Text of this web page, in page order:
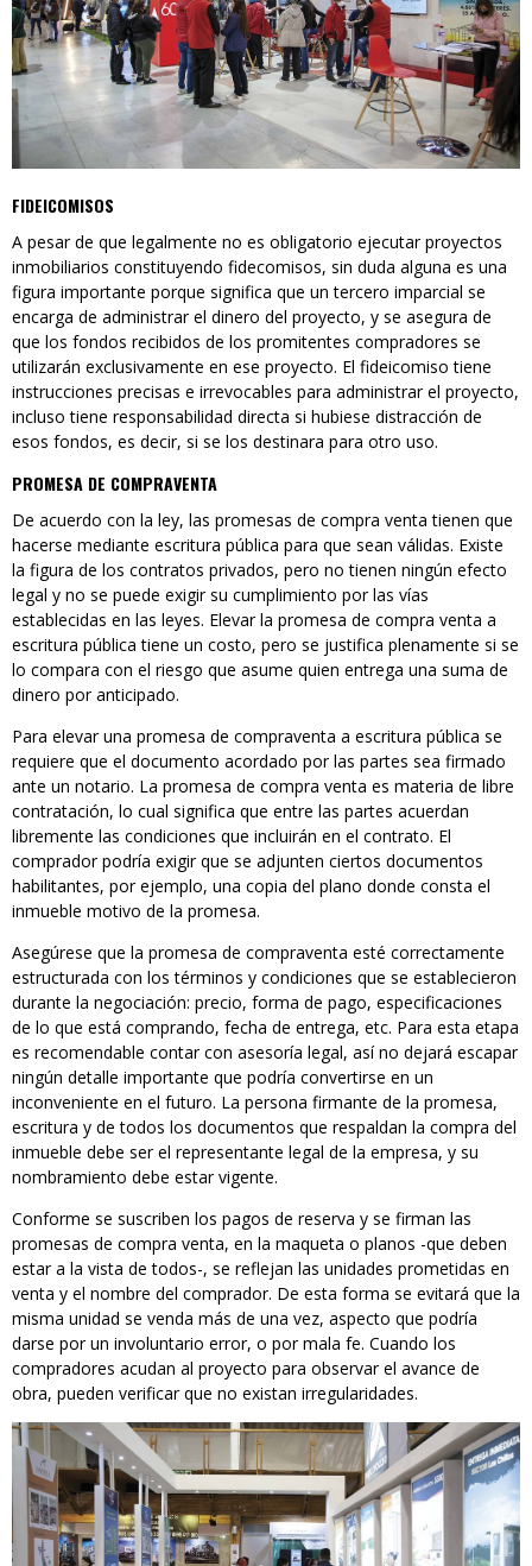
FIDEICOMISOS
A pesar de que legalmente no es obligatorio ejecutar proyectos
inmobiliarios constituyendo fidecomisos, sin duda alguna es una
figura importante porque significa que un tercero imparcial se
encarga de administrar el dinero del proyecto, y se asegura de
que los fondos recibidos de los promitentes compradores se
utilizarán exclusivamente en ese proyecto. El fideicomiso tiene
instrucciones precisas e irrevocables para administrar el proyecto,
incluso tiene responsabilidad directa si hubiese distracción de
esos fondos, es decir, si se los destinara para otro uso.
PROMESA DE COMPRAVENTA
De acuerdo con la ley, las promesas de compra venta tienen que
hacerse mediante escritura pública para que sean válidas. Existe
la figura de los contratos privados, pero no tienen ningún efecto
legal y no se puede exigir su cumplimiento por las vías
establecidas en las leyes. Elevar la promesa de compra venta a
escritura pública tiene un costo, pero se justifica plenamente si se
lo compara con el riesgo que asume quien entrega una suma de
dinero por anticipado.
Para elevar una promesa de compraventa a escritura pública se
requiere que el documento acordado por las partes sea firmado
ante un notario. La promesa de compra venta es materia de libre
contratación, lo cual significa que entre las partes acuerdan
libremente las condiciones que incluirán en el contrato. El
comprador podría exigir que se adjunten ciertos documentos
habilitantes, por ejemplo, una copia del plano donde consta el
inmueble motivo de la promesa.
Asegúrese que la promesa de compraventa esté correctamente
estructurada con los términos y condiciones que se establecieron
durante la negociación: precio, forma de pago, especificaciones
de lo que está comprando, fecha de entrega, etc. Para esta etapa
es recomendable contar con asesoría legal, así no dejará escapar
ningún detalle importante que podría convertirse en un
inconveniente en el futuro. La persona firmante de la promesa,
escritura y de todos los documentos que respaldan la compra del
inmueble debe ser el representante legal de la empresa, y su
nombramiento debe estar vigente.
Conforme se suscriben los pagos de reserva y se firman las
promesas de compra venta, en la maqueta o planos -que deben
estar a la vista de todos-, se reflejan las unidades prometidas en
venta y el nombre del comprador. De esta forma se evitará que la
misma unidad se venda más de una vez, aspecto que podría
darse por un involuntario error, o por mala fe. Cuando los
compradores acudan al proyecto para observar el avance de
obra, pueden verificar que no existan irregularidades.